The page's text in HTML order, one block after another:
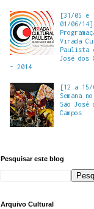
[31/05 e
01/06/14]
Virada
Paulista
José dos
- 2014
[12 a 15/
Semana
São José
Campos
Pesquisar este blog
Arquivo Cultural